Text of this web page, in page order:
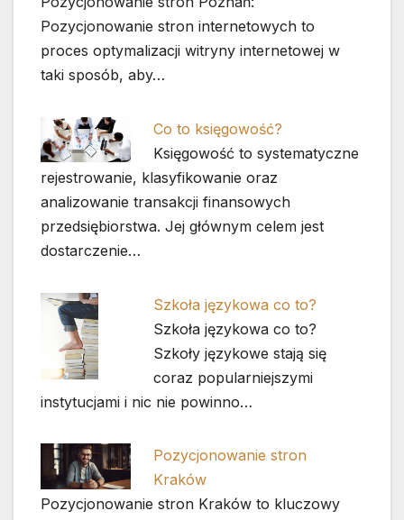
Pozycjonowanie stron internetowych to
proces optymalizacji witryny internetowej w
taki sposób, aby…
Co to księgowość?
Księgowość to systematyczne
rejestrowanie, klasyfikowanie oraz
analizowanie transakcji finansowych
przedsiębiorstwa. Jej głównym celem jest
dostarczenie…
Szkoła językowa co to?
Szkoła językowa co to?
Szkoły językowe stają się
coraz popularniejszymi
instytucjami i nic nie powinno…
Pozycjonowanie stron
Kraków
Pozycjonowanie stron Kraków to kluczowy